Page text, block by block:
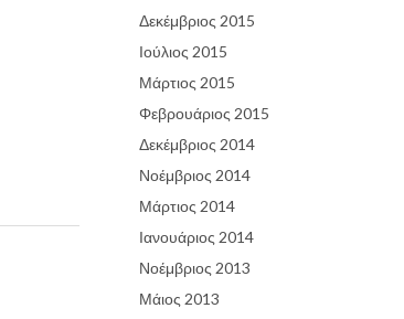
Δεκέμβριος 2015
Ιούλιος 2015
Μάρτιος 2015
Φεβρουάριος 2015
Δεκέμβριος 2014
Νοέμβριος 2014
Μάρτιος 2014
Ιανουάριος 2014
Νοέμβριος 2013
Μάιος 2013